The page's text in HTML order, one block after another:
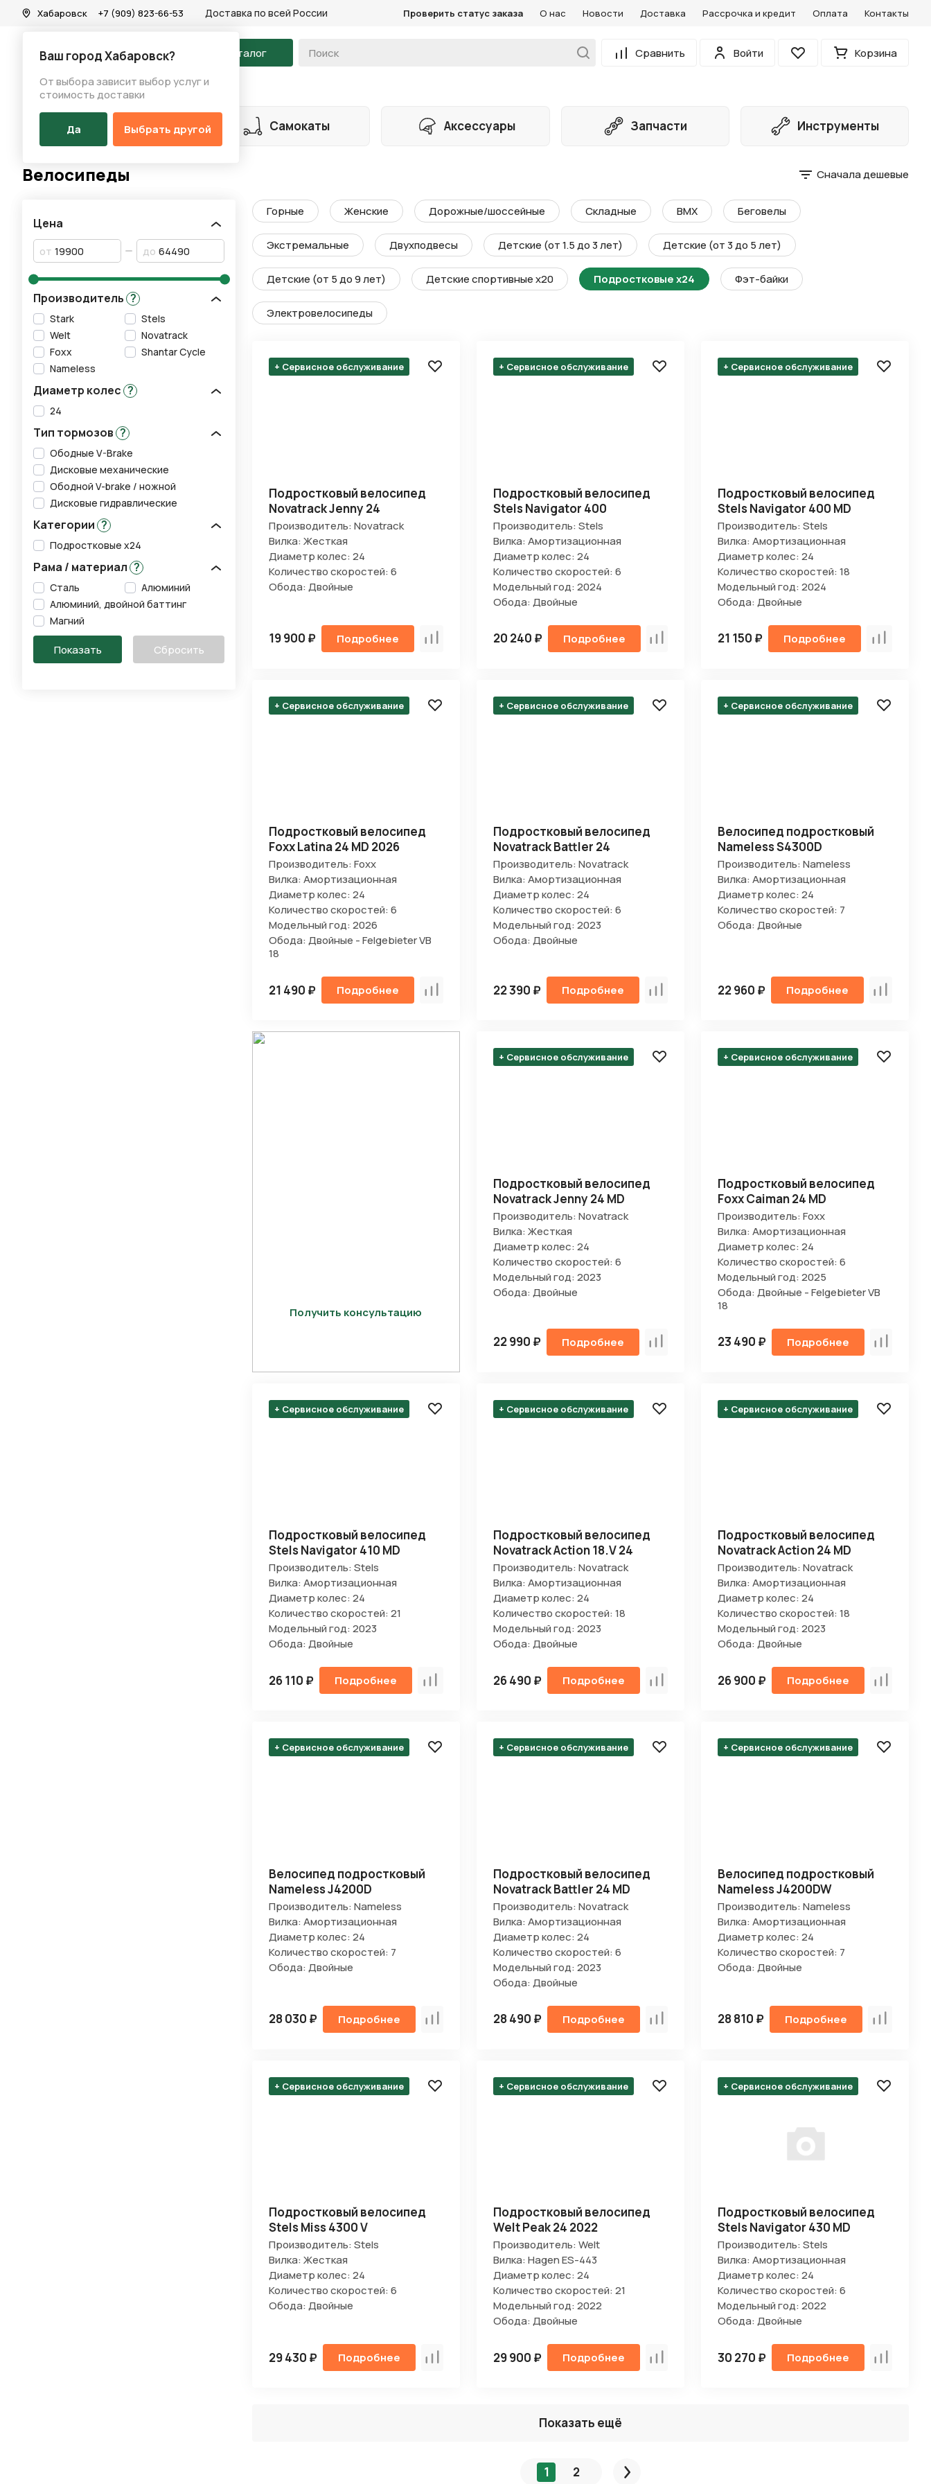
Хабаровск
Ваш город Хабаровск?
От выбора зависит выбор услуг и
стоимость доставки
Да Выбрать другой
+7 (909) 823-66-53 Доставка по всей России Проверить статус заказа О нас Новости Доставка Рассрочка и кредит Оплата Контакты
На главную Каталог Сравнить
Войти
Избранное Корзина
Каталог/Велосипеды/Велосипеды
Разделы каталога
Велосипеды Самокаты Аксессуары Запчасти Инструменты
Велосипеды Сначала дешевые
Цена
от до
Производитель ?
Stark
Stels
Welt
Novatrack
Foxx
Shantar Cycle
Nameless
Диаметр колес ?
24
Тип тормозов ?
Ободные V-Brake
Дисковые механические
Ободной V-brake / ножной
Дисковые гидравлические
Категории ?
Подростковые х24
Рама / материал ?
Сталь
Алюминий
Алюминий, двойной баттинг
Магний
Горные Женские Дорожные/шоссейные Складные BMX Беговелы
Экстремальные Двухподвесы Детские (от 1.5 до 3 лет) Детские (от 3 до 5 лет)
Детские (от 5 до 9 лет) Детские спортивные х20 Подростковые х24 Фэт-байки
Электровелосипеды
+ Сервисное обслуживание
Подростковый велосипед
Novatrack Jenny 24
Производитель: Novatrack
Вилка: Жесткая
Диаметр колес: 24
Количество скоростей: 6
Обода: Двойные
19 900 ₽ Подробнее Сравнить
+ Сервисное обслуживание
Подростковый велосипед
Stels Navigator 400
Производитель: Stels
Вилка: Амортизационная
Диаметр колес: 24
Количество скоростей: 6
Модельный год: 2024
Обода: Двойные
20 240 ₽ Подробнее Сравнить
+ Сервисное обслуживание
Подростковый велосипед
Stels Navigator 400 MD
Производитель: Stels
Вилка: Амортизационная
Диаметр колес: 24
Количество скоростей: 18
Модельный год: 2024
Обода: Двойные
21 150 ₽ Подробнее Сравнить
+ Сервисное обслуживание
Подростковый велосипед
Foxx Latina 24 MD 2026
Производитель: Foxx
Вилка: Амортизационная
Диаметр колес: 24
Количество скоростей: 6
Модельный год: 2026
Обода: Двойные - Felgebieter VB
18
21 490 ₽ Подробнее Сравнить
+ Сервисное обслуживание
Подростковый велосипед
Novatrack Battler 24
Производитель: Novatrack
Вилка: Амортизационная
Диаметр колес: 24
Количество скоростей: 6
Модельный год: 2023
Обода: Двойные
22 390 ₽ Подробнее Сравнить
+ Сервисное обслуживание
Велосипед подростковый
Nameless S4300D
Производитель: Nameless
Вилка: Амортизационная
Диаметр колес: 24
Количество скоростей: 7
Обода: Двойные
22 960 ₽ Подробнее Сравнить
Получить консультацию
+ Сервисное обслуживание
Подростковый велосипед
Novatrack Jenny 24 MD
Производитель: Novatrack
Вилка: Жесткая
Диаметр колес: 24
Количество скоростей: 6
Модельный год: 2023
Обода: Двойные
22 990 ₽ Подробнее Сравнить
+ Сервисное обслуживание
Подростковый велосипед
Foxx Caiman 24 MD
Производитель: Foxx
Вилка: Амортизационная
Диаметр колес: 24
Количество скоростей: 6
Модельный год: 2025
Обода: Двойные - Felgebieter VB
18
23 490 ₽ Подробнее Сравнить
+ Сервисное обслуживание
Подростковый велосипед
Stels Navigator 410 MD
Производитель: Stels
Вилка: Амортизационная
Диаметр колес: 24
Количество скоростей: 21
Модельный год: 2023
Обода: Двойные
26 110 ₽ Подробнее Сравнить
+ Сервисное обслуживание
Подростковый велосипед
Novatrack Action 18.V 24
Производитель: Novatrack
Вилка: Амортизационная
Диаметр колес: 24
Количество скоростей: 18
Модельный год: 2023
Обода: Двойные
26 490 ₽ Подробнее Сравнить
+ Сервисное обслуживание
Подростковый велосипед
Novatrack Action 24 MD
Производитель: Novatrack
Вилка: Амортизационная
Диаметр колес: 24
Количество скоростей: 18
Модельный год: 2023
Обода: Двойные
26 900 ₽ Подробнее Сравнить
+ Сервисное обслуживание
Велосипед подростковый
Nameless J4200D
Производитель: Nameless
Вилка: Амортизационная
Диаметр колес: 24
Количество скоростей: 7
Обода: Двойные
28 030 ₽ Подробнее Сравнить
+ Сервисное обслуживание
Подростковый велосипед
Novatrack Battler 24 MD
Производитель: Novatrack
Вилка: Амортизационная
Диаметр колес: 24
Количество скоростей: 6
Модельный год: 2023
Обода: Двойные
28 490 ₽ Подробнее Сравнить
+ Сервисное обслуживание
Велосипед подростковый
Nameless J4200DW
Производитель: Nameless
Вилка: Амортизационная
Диаметр колес: 24
Количество скоростей: 7
Обода: Двойные
28 810 ₽ Подробнее Сравнить
+ Сервисное обслуживание
Подростковый велосипед
Stels Miss 4300 V
Производитель: Stels
Вилка: Жесткая
Диаметр колес: 24
Количество скоростей: 6
Обода: Двойные
29 430 ₽ Подробнее Сравнить
+ Сервисное обслуживание
Подростковый велосипед
Welt Peak 24 2022
Производитель: Welt
Вилка: Hagen ES-443
Диаметр колес: 24
Количество скоростей: 21
Модельный год: 2022
Обода: Двойные
29 900 ₽ Подробнее Сравнить
+ Сервисное обслуживание
Подростковый велосипед
Stels Navigator 430 MD
Производитель: Stels
Вилка: Амортизационная
Диаметр колес: 24
Количество скоростей: 6
Модельный год: 2022
Обода: Двойные
30 270 ₽ Подробнее Сравнить
Показать ещё
1 2 След.
Нажимая на кнопку “Отправить заявку”, вы даете согласие на обработку
персональных данных и соглашаетесь с политикой конфиденциальности